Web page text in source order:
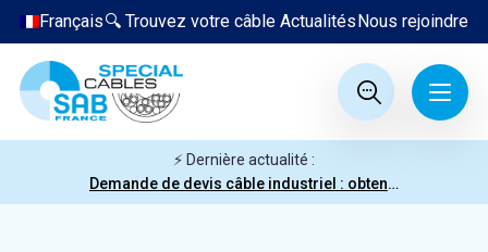
Nous rejoindre
Actualités
🔍 Trouvez votre câble
Français
⚡ Dernière actualité :
Demande de devis câble industriel : obtenez votre prix en quelques clics